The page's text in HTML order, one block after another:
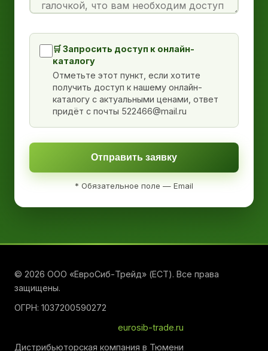
🛒 Запросить доступ к онлайн-
каталогу
Отметьте этот пункт, если хотите
получить доступ к нашему онлайн-
каталогу с актуальными ценами, ответ
придёт с почты 522466@mail.ru
Отправить заявку
* Обязательное поле — Email
© 2026 ООО «ЕвроСиб-Трейд» (ЕСТ). Все права
защищены.
ОГРН: 1037200590272
eurosib-trade.ru
Дистрибьюторская компания в Тюмени